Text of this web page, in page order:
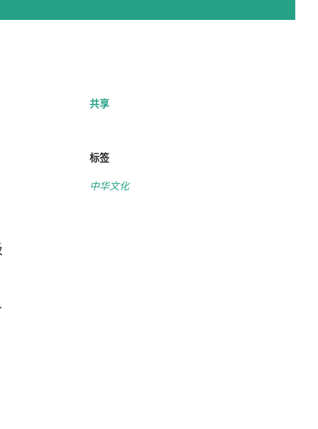
共享
标签
中华文化